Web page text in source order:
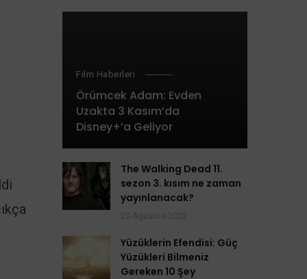
Film Haberleri
Örümcek Adam: Evden
Uzakta 3 Kasım’da
Disney+’a Geliyor
The Walking Dead 11.
sezon 3. kısım ne zaman
yayınlanacak?
Yüzüklerin Efendisi: Güç
Yüzükleri Bilmeniz
Gereken 10 Şey